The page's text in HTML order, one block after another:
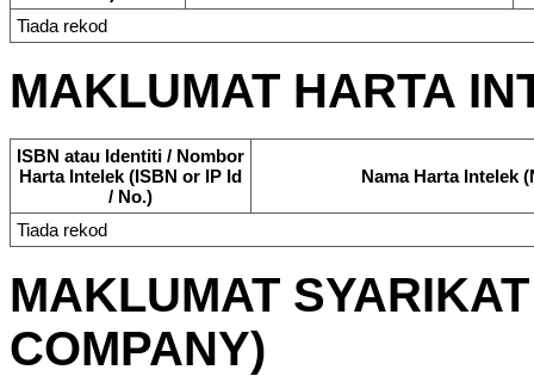
Tiada rekod
MAKLUMAT HARTA
ISBN atau Identiti / Nombor
Harta Intelek (ISBN or IP Id
/ No.)
Nama Harta Intelek
Tiada rekod
MAKLUMAT
COMPANY)